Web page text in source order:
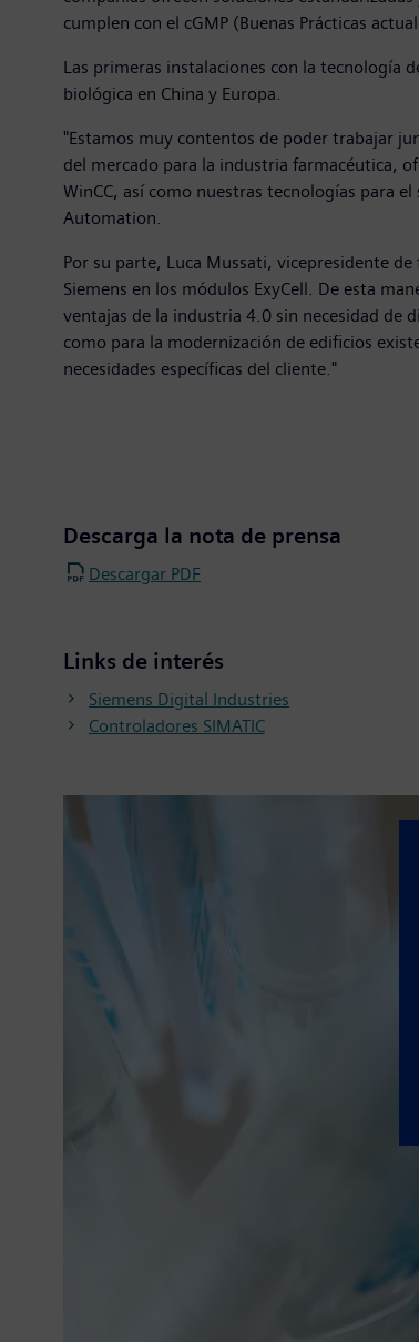
cumplen con el cGMP (Buenas Prácticas
Las primeras instalaciones con la tecnología
biológica en China y Europa.
"Estamos muy contentos de poder trabajar
del mercado para la industria farmacéutica,
WinCC, así como nuestras tecnologías para
Automation.
Por su parte, Luca Mussati, vicepresidente
Siemens en los módulos ExyCell. De esta
ventajas de la industria 4.0 sin necesidad de
como para la modernización de edificios
necesidades específicas del cliente."
Descarga la nota de prensa
Descargar PDF
Links de interés
Siemens Digital Industries
Controladores SIMATIC